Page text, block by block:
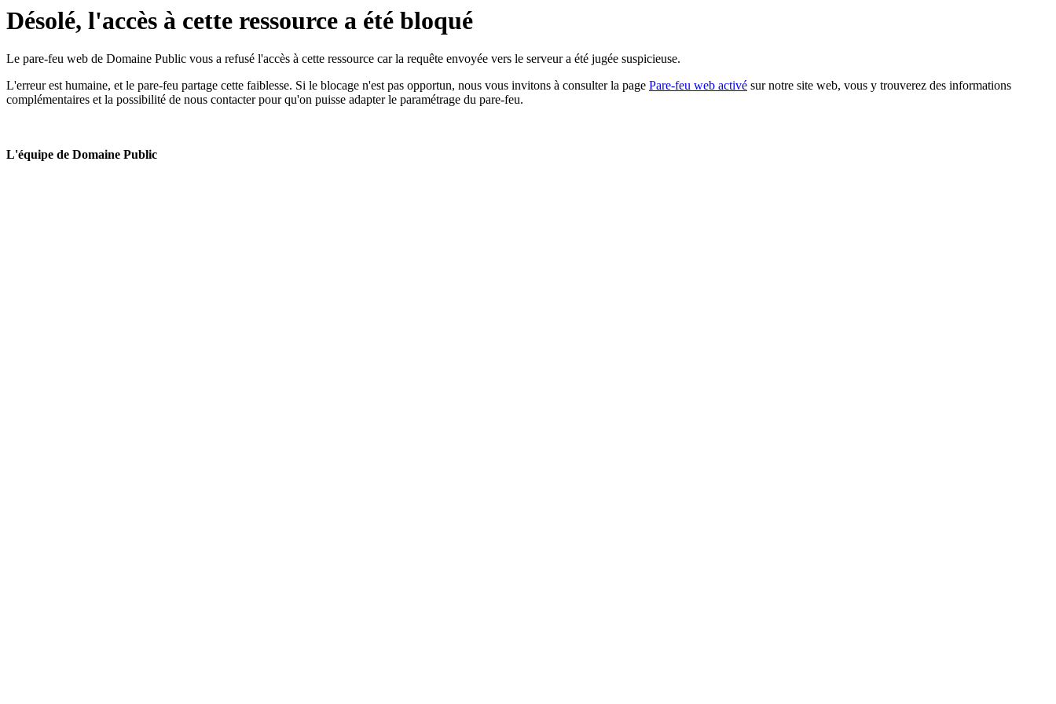
Désolé, l'accès à cette ressource a été bloqué
Le pare-feu web de Domaine Public vous a refusé l'accès à cette ressource car la requête envoyée vers le serveur a été jugée suspicieuse.
L'erreur est humaine, et le pare-feu partage cette faiblesse. Si le blocage n'est pas opportun, nous vous invitons à consulter la page Pare-feu web activé sur notre site web, vous y trouverez des informations
complémentaires et la possibilité de nous contacter pour qu'on puisse adapter le paramétrage du pare-feu.
L'équipe de Domaine Public